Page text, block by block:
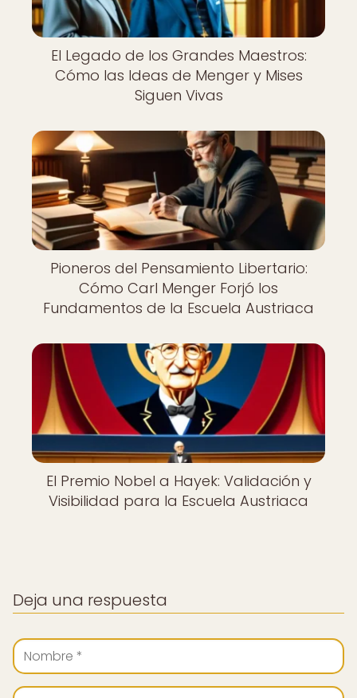
El Legado de los Grandes Maestros:
Cómo las Ideas de Menger y Mises
Siguen Vivas
Pioneros del Pensamiento Libertario:
Cómo Carl Menger Forjó los
Fundamentos de la Escuela Austriaca
El Premio Nobel a Hayek: Validación y
Visibilidad para la Escuela Austriaca
Deja una respuesta